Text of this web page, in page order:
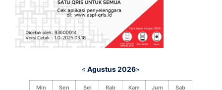
« Agustus 2026»
Min Sen Sel Rab Kam Jum Sab